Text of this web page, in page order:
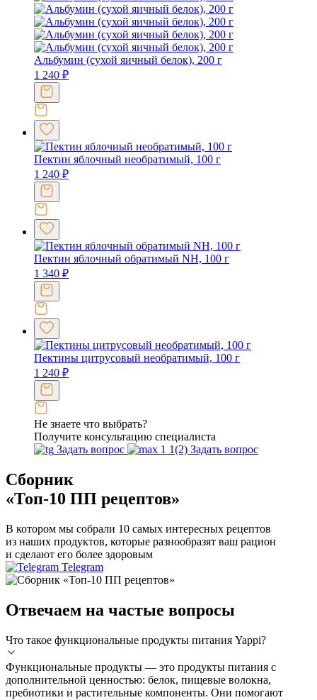
Альбумин (сухой яичный белок), 200 г
1 240 ₽
Пектин яблочный необратимый, 100 г
1 240 ₽
Пектин яблочный обратимый NH, 100 г
1 340 ₽
Пектины цитрусовый необратимый, 100 г
1 240 ₽
Не знаете что выбрать?
Получите консультацию специалиста
Задать вопрос
Задать вопрос
Сборник
«Топ-10 ПП рецептов»
В котором мы собрали 10 самых интересных рецептов
из наших продуктов, которые разнообразят ваш рацион
и сделают его более здоровым
Telegram
Отвечаем на частые вопросы
Что такое функциональные продукты питания Yappi?
Функциональные продукты — это продукты питания с
дополнительной ценностью: белок, пищевые волокна,
пребиотики и растительные компоненты. Они помогают